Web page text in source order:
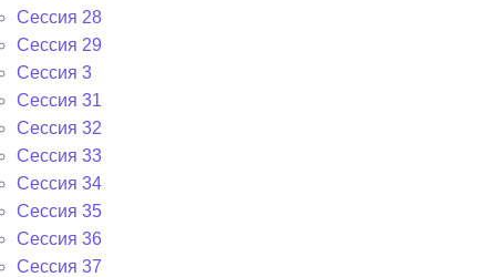
Сессия 28
Сессия 29
Сессия 3
Сессия 31
Сессия 32
Сессия 33
Сессия 34
Сессия 35
Сессия 36
Сессия 37